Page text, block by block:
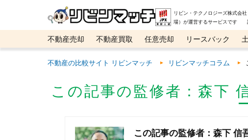
リビン・テクノロジーズ株式会
場）が運営するサービスです
不動産売却 不動産買取 任意売却 リースバック
メタ住宅展示場
ベスト不動産カンパニー オンライン
不動産の比較サイト リビンマッチ リビンマッチコラム
この記事の監修者：森下
この記事の監修者：森下 信